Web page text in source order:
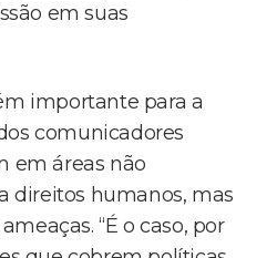
em suas
importante para a
comunicadores
em áreas não
direitos humanos, mas
“É o caso, por